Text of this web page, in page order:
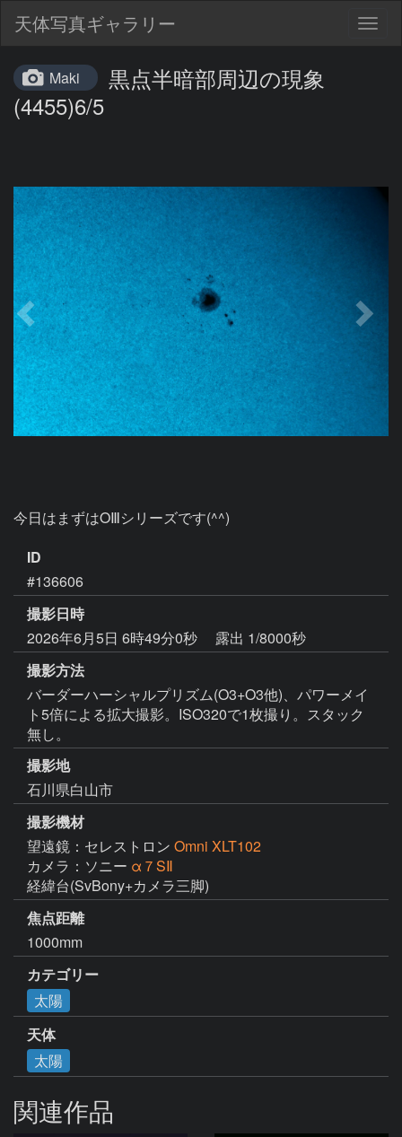
天体写真ギャラリー
Maki
黒点半暗部周辺の現象
(4455)6/5
今日はまずはOⅢシリーズです(^^)
ID
#136606
撮影日時
2026年6月5日 6時49分0秒
露出 1/8000秒
撮影方法
バーダーハーシャルプリズム(O3+O3他)、パワーメイ
ト5倍による拡大撮影。ISO320で1枚撮り。スタック
無し。
撮影地
石川県白山市
撮影機材
望遠鏡：セレストロン Omni XLT102
カメラ：ソニー α７SⅡ
経緯台(SvBony+カメラ三脚)
焦点距離
1000mm
カテゴリー
太陽
天体
太陽
関連作品